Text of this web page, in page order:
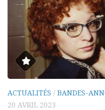
ACTUALITÉS / BANDES-
20 AVRIL 2023